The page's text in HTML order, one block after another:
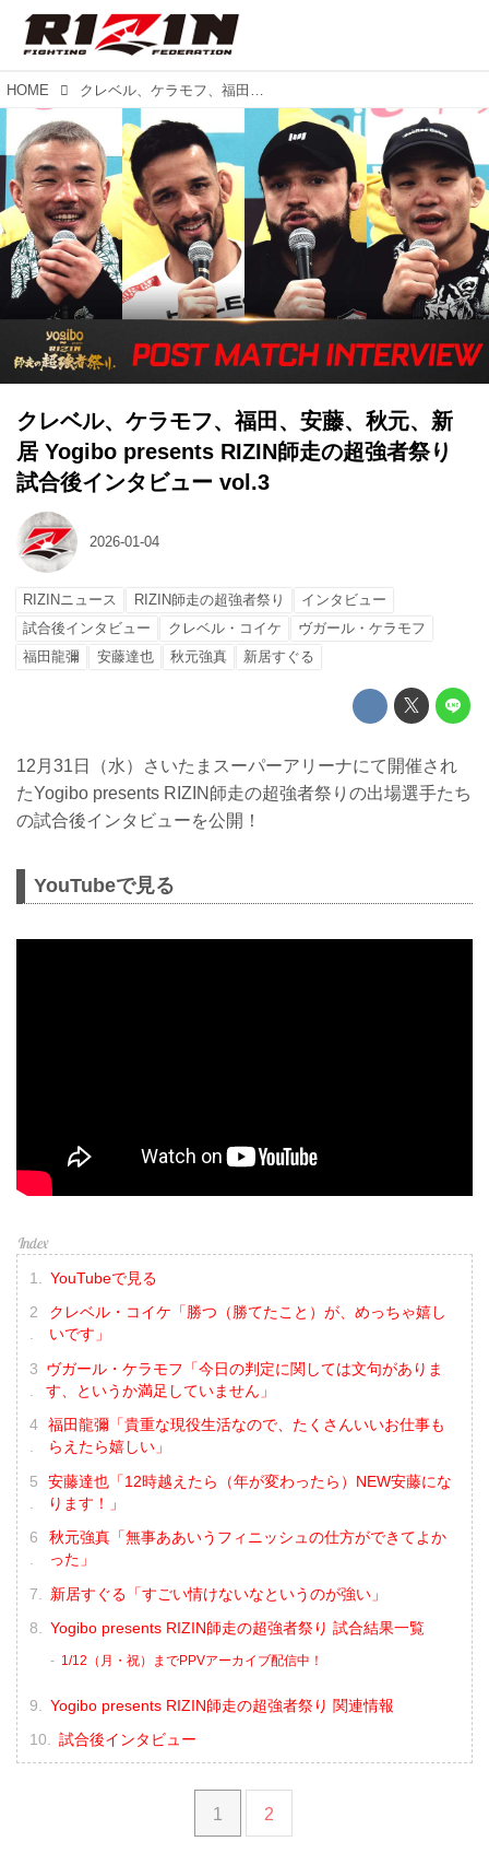
HOME クレベル、ケラモフ、福田、安藤、秋元、新居 Yogibo presents RIZIN師走の超強者祭り 試合後インタビュー vol.3
クレベル、ケラモフ、福田、安藤、秋元、新
居 Yogibo presents RIZIN師走の超強者祭り
試合後インタビュー vol.3
2026-01-04
RIZINニュース RIZIN師走の超強者祭り
インタビュー
試合後インタビュー
クレベル・コイケ
ヴガール・ケラモフ
福田龍彌
安藤達也 秋元強真 新居すぐる
12月31日（水）さいたまスーパーアリーナにて開催され
たYogibo presents RIZIN師走の超強者祭りの出場選手たち
の試合後インタビューを公開！
YouTubeで見る
YouTubeで見る
クレベル・コイケ「勝つ（勝てたこと）が、めっちゃ嬉し
いです」
ヴガール・ケラモフ「今日の判定に関しては文句がありま
す、というか満足していません」
福田龍彌「貴重な現役生活なので、たくさんいいお仕事も
らえたら嬉しい」
安藤達也「12時越えたら（年が変わったら）NEW安藤にな
ります！」
秋元強真「無事ああいうフィニッシュの仕方ができてよか
った」
新居すぐる「すごい情けないなというのが強い」
Yogibo presents RIZIN師走の超強者祭り 試合結果一覧
1/12（月・祝）までPPVアーカイブ配信中！
Yogibo presents RIZIN師走の超強者祭り 関連情報
試合後インタビュー
1 2